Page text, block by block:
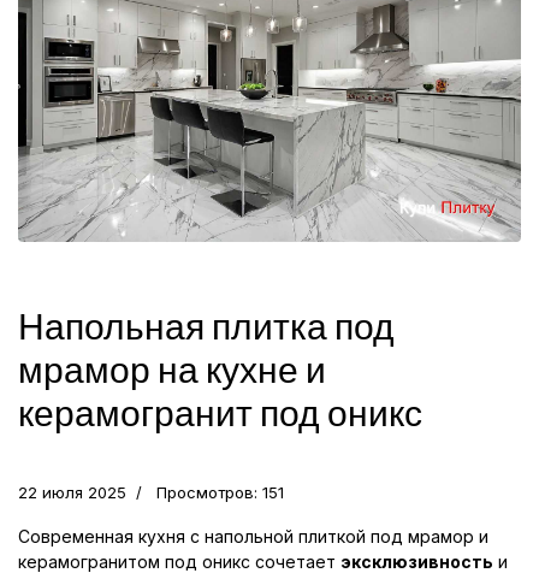
Напольная плитка под
мрамор на кухне и
керамогранит под оникс
22 июля 2025 Просмотров: 151
Современная кухня с напольной плиткой под мрамор и
керамогранитом под оникс сочетает эксклюзивность и